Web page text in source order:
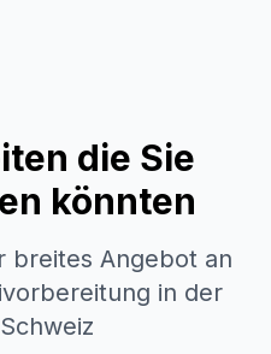
die Sie
könnten
breites Angebot an
in der